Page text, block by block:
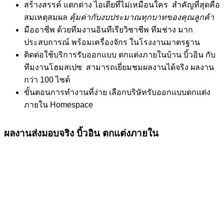
สร้างสรรค์ แตกต่าง ไอเดียที่ไม่เหมือนใคร สำคัญที่สุดคือ
สมเหตุสมผล คุ้มค่ากับงบประมาณทุกบาทของคุณลูกค้า
มืออาชีพ ด้วยทีมงานอินทีเรียวิชาชีพ ทีมช่าง มาก
ประสบการณ์ พร้อมเครื่องจักร ในโรงงานมาตรฐาน
ติดต่อใช้บริการรับออกแบบ ตกแต่งภายในบ้าน บิ้วอิน กับ
ทีมงานโฮมสเปซ สามารถเยี่ยมชมผลงานได้จริง ผลงาน
กว่า 100 ไซต์
ขั้นตอนการทำงานที่ง่าย เลือกบริษัทรับออกแบบตกแต่ง
ภายใน Homespace
ผลงานส่งมอบจริง บิ้วอิน ตกแต่งภายใน